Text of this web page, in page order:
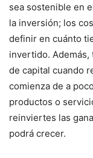
sea sostenible en
la inversión; los
definir en cuánto
invertido.
de capital cuando
comienza de a
productos o
reinviertes las
podrá crecer.